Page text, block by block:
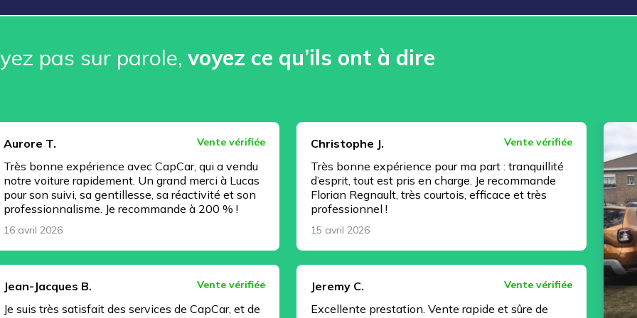
pas sur parole, voyez ce qu’ils ont à dire
Vente vérifiée
avec CapCar, qui a vendu
rapidement. Un grand merci à Lucas
sa gentillesse, sa réactivité et son
Je recommande à 200 % !
B. Vente vérifiée
des services de CapCar, et de
Christophe J. Vente vérifiée
Très bonne expérience pour ma part : tranquillité
d’esprit, tout est pris en charge. Je recommande
Florian Regnault, très courtois, efficace et très
professionnel !
Jeremy C. Vente vérifiée
Excellente prestation. Vente rapide et sûre de